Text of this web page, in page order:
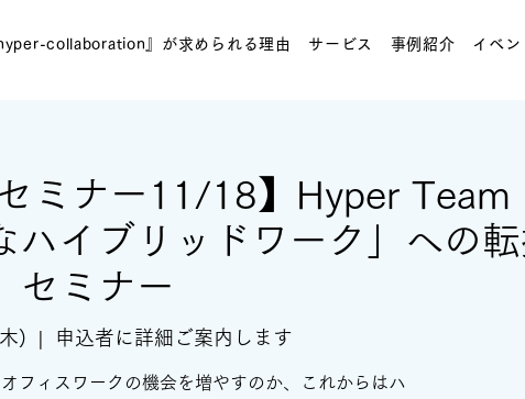
hyper-collaboration』が求められる理由 サービス 事例紹介 イベン
ミナー11/18】Hyper Team
ハイブリッドワーク」への
セミナー
)
  |
申込者に詳細ご案内します
フィスワークの機会を増やすのか、これからはハ